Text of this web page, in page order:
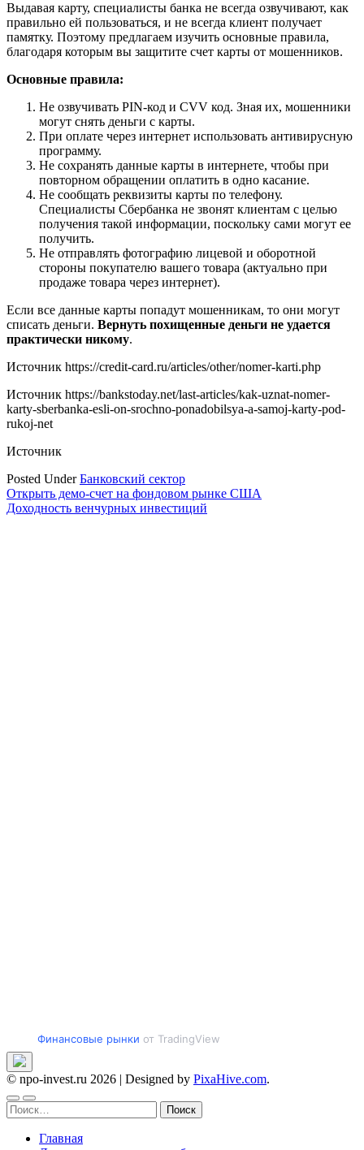
Выдавая карту, специалисты банка не всегда озвучивают, как
правильно ей пользоваться, и не всегда клиент получает
памятку. Поэтому предлагаем изучить основные правила,
благодаря которым вы защитите счет карты от мошенников.
Основные правила:
Не озвучивать PIN-код и CVV код. Зная их, мошенники
могут снять деньги с карты.
При оплате через интернет использовать антивирусную
программу.
Не сохранять данные карты в интернете, чтобы при
повторном обращении оплатить в одно касание.
Не сообщать реквизиты карты по телефону.
Специалисты Сбербанка не звонят клиентам с целью
получения такой информации, поскольку сами могут ее
получить.
Не отправлять фотографию лицевой и оборотной
стороны покупателю вашего товара (актуально при
продаже товара через интернет).
Если все данные карты попадут мошенникам, то они могут
списать деньги. Вернуть похищенные деньги не удается
практически никому.
Источник https://credit-card.ru/articles/other/nomer-karti.php
Источник https://bankstoday.net/last-articles/kak-uznat-nomer-
karty-sberbanka-esli-on-srochno-ponadobilsya-a-samoj-karty-pod-
rukoj-net
Источник
Posted UnderБанковский сектор
Навигация
по
Открыть демо-счет на фондовом рынке США
Доходность венчурных инвестиций
Финансовые рынки от TradingView
© npo-invest.ru 2026 Designed by PixaHive.com.
Найти:
Главная